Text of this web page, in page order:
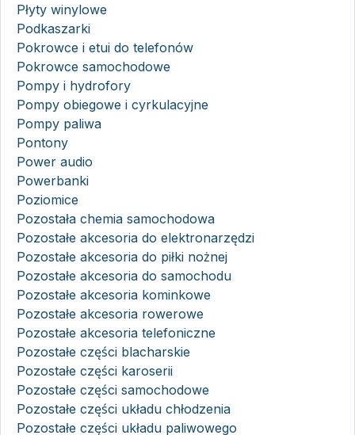
Płyty winylowe
Podkaszarki
Pokrowce i etui do telefonów
Pokrowce samochodowe
Pompy i hydrofory
Pompy obiegowe i cyrkulacyjne
Pompy paliwa
Pontony
Power audio
Powerbanki
Poziomice
Pozostała chemia samochodowa
Pozostałe akcesoria do elektronarzędzi
Pozostałe akcesoria do piłki nożnej
Pozostałe akcesoria do samochodu
Pozostałe akcesoria kominkowe
Pozostałe akcesoria rowerowe
Pozostałe akcesoria telefoniczne
Pozostałe części blacharskie
Pozostałe części karoserii
Pozostałe części samochodowe
Pozostałe części układu chłodzenia
Pozostałe części układu paliwowego